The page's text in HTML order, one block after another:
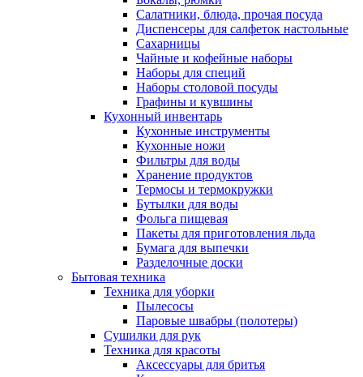
Салатники, блюда, прочая посуда
Диспенсеры для салфеток настольные
Сахарницы
Чайные и кофейные наборы
Наборы для специй
Наборы столовой посуды
Графины и кувшины
Кухонный инвентарь
Кухонные инструменты
Кухонные ножи
Фильтры для воды
Хранение продуктов
Термосы и термокружки
Бутылки для воды
Фольга пищевая
Пакеты для приготовления льда
Бумага для выпечки
Разделочные доски
Бытовая техника
Техника для уборки
Пылесосы
Паровые швабры (полотеры)
Сушилки для рук
Техника для красоты
Аксессуары для бритья